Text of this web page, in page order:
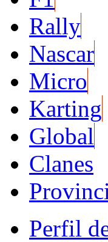
Rally
Nascar
Micro
Karting
Global
Clanes
Perfil